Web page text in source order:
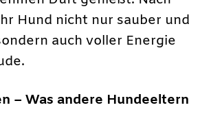
Hund nicht nur sauber und
auch voller Energie
– Was andere Hundeeltern